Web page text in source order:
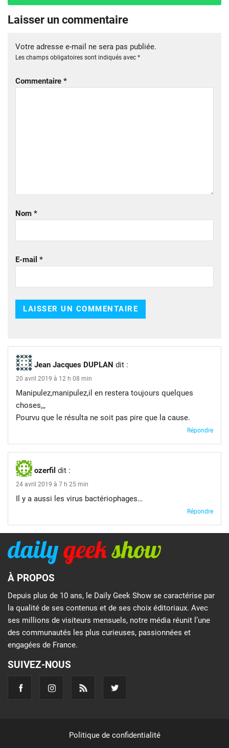
Laisser un commentaire
Votre adresse e-mail ne sera pas publiée.
Les champs obligatoires sont indiqués avec *
Commentaire *
Nom *
E-mail *
Jean Jacques DUPLAN dit :
20 avril 2019 à 12 h 08 min
Manipulez,manipulez,il en restera toujours quelques
choses,,,
Pourvu que le résulta ne soit pas pire que la cause.
Répondre
ozerfil dit :
24 avril 2019 à 7 h 25 min
Il y a aussi les virus bactériophages…
Répondre
À PROPOS
Depuis plus de 10 ans, le Daily Geek Show se caractérise par
la qualité de ses contenus et de ses choix éditoriaux. Avec
ses millions de visiteurs mensuels, notre média réunit l’une
des communautés les plus curieuses, passionnées et
engagées de France.
SUIVEZ-NOUS
Politique de confidentialité